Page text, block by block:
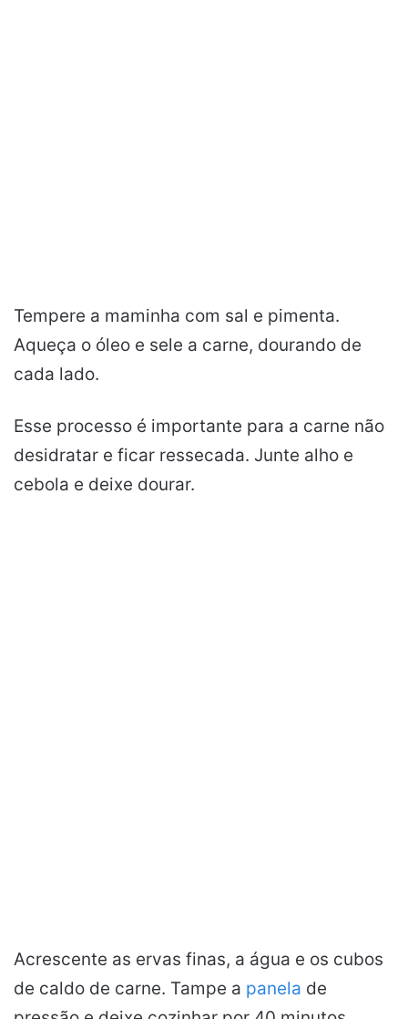
Tempere a maminha com sal e pimenta.
Aqueça o óleo e sele a carne, dourando de
cada lado.
Esse processo é importante para a carne não
desidratar e ficar ressecada. Junte alho e
cebola e deixe dourar.
Acrescente as ervas finas, a água e os cubos
de caldo de carne. Tampe a panela de